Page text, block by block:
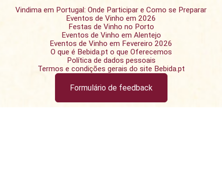
Vindima em Portugal: Onde Participar e Como se Preparar
Eventos de Vinho em 2026
Festas de Vinho no Porto
Eventos de Vinho em Alentejo
Eventos de Vinho em Fevereiro 2026
O que é Bebida.pt o que Oferecemos
Política de dados pessoais
Termos e condições gerais do site Bebida.pt
Formulário de feedback